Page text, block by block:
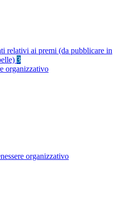
relativi ai premi (da pubblicare in
3
organizzativo
organizzativo